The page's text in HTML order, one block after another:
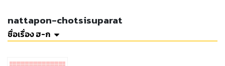
nattapon-chotsisuparat
ชื่อเรื่อง ฮ-ก